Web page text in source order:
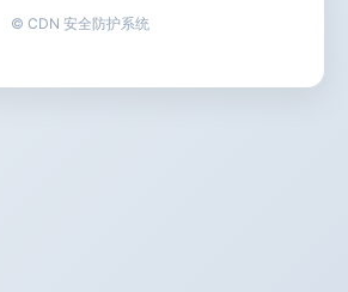
© CDN 安全防护系统